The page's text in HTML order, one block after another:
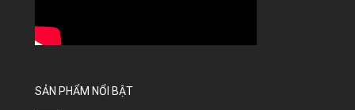
SẢN PHẨM NỔI BẬT